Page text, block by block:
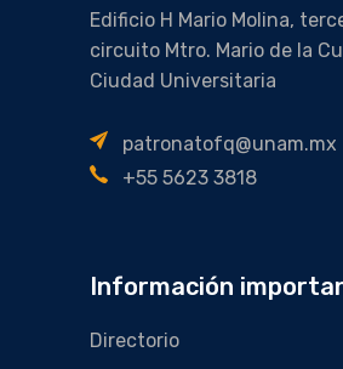
Edificio H Mario Molina,
circuito Mtro. Mario de la
Ciudad Universitaria
patronatofq@unam.mx
+55 5623 3818
Información
Directorio